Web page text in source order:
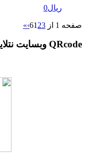
ریال0
صفحه 1 از 6 1 23
›
»
QRcode وبسایت نتلایت